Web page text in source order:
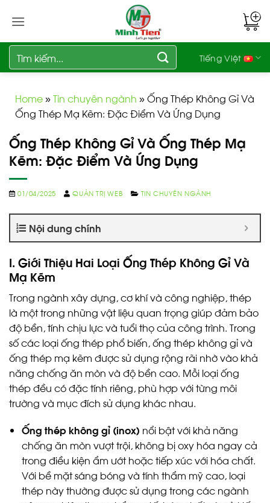
qua
dung
Tìm
kiếm:
Tiếng Việt
Home»Tin chuyên ngành »Ống Thép Không Gỉ Và
Ống Thép Mạ Kẽm: Đặc Điểm Và Ứng Dụng
Ống Thép Không Gỉ Và Ống Thép Mạ
Kẽm: Đặc Điểm Và Ứng Dụng
01/04/2025 QUẢN TRỊ WEB TIN CHUYÊN NGÀNH
Nội dung chính
I. Giới Thiệu Hai Loại Ống Thép Không Gỉ Và
Mạ Kẽm
Trong ngành xây dựng, cơ khí và công nghiệp, thép
là một trong những vật liệu quan trọng giúp đảm bảo
độ bền, tính chịu lực và tuổi thọ của công trình. Trong
số các loại ống thép phổ biến, ống thép không gỉ và
ống thép mạ kẽm được sử dụng rộng rãi nhờ vào khả
năng chống ăn mòn và độ bền cao. Mỗi loại ống
thép đều có đặc tính riêng, phù hợp với từng môi
trường và mục đích sử dụng khác nhau.
Ống thép không gỉ (inox) nổi bật với khả năng
chống ăn mòn vượt trội, không bị oxy hóa ngay cả
trong điều kiện ẩm ướt hoặc tiếp xúc với hóa chất.
Với bề mặt sáng bóng và tính thẩm mỹ cao, loại
thép này thường được sử dụng trong các ngành